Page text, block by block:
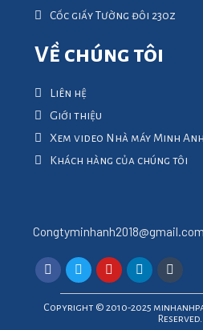
Cốc giấy Tường đôi 23oz
Về chúng tôi
Liên hệ
Giới thiệu
Xem video Nhà máy Minh Anh
Khách hàng của chúng tôi
Congtyminhanh2018@gmail.com
Copyright © 2010-2025
Reserved.